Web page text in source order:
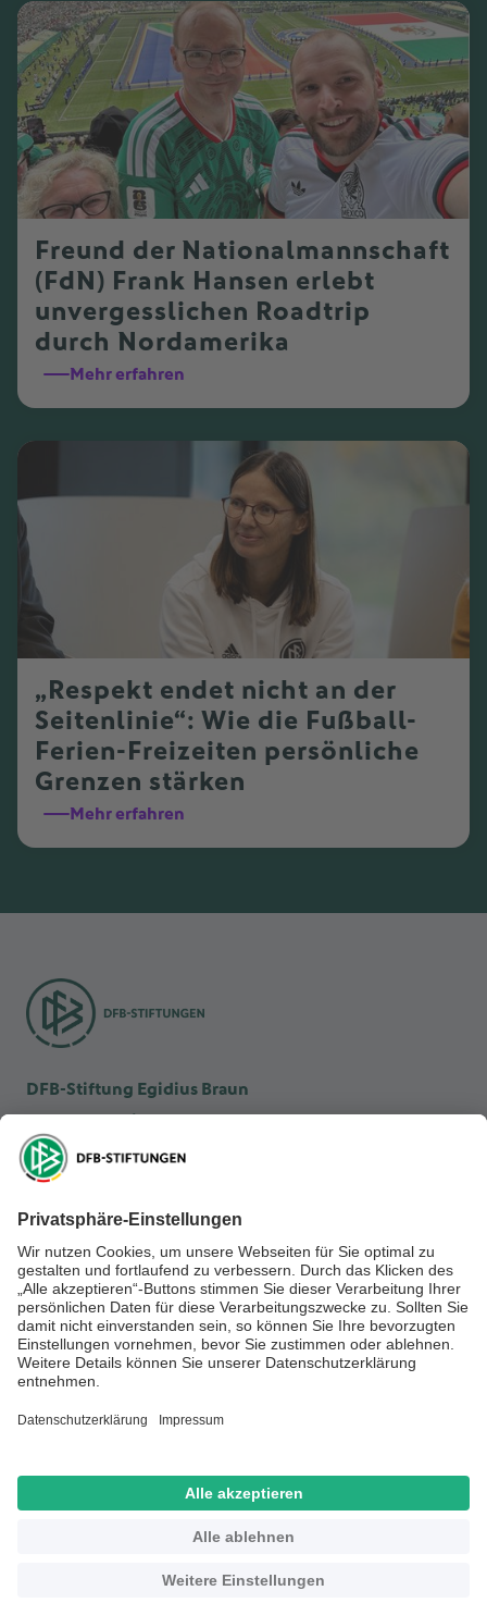
Freund der Nationalmannschaft
(FdN) Frank Hansen erlebt
unvergesslichen Roadtrip
durch Nordamerika
Mehr erfahren
„Respekt endet nicht an der
Seitenlinie“: Wie die Fußball-
Ferien-Freizeiten persönliche
Grenzen stärken
Mehr erfahren
DFB-Stiftung Egidius Braun
DFB-Stiftung Sepp Herberger
NEWSLETTER ABONNIEREN
Anmelden
Datenschutz